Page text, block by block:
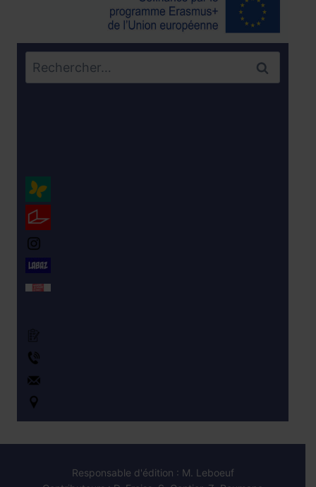
Rechercher :
Responsable d'édition : M. Leboeuf